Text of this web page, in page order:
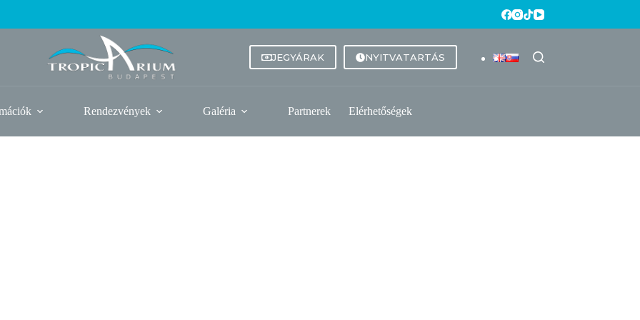
JEGYÁRAK NYITVATARTÁS
Rendezvények Galéria Partnerek Elérhetőségek